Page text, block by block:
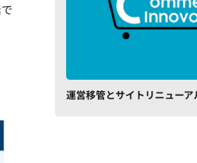
運営移管とサイトリニューア